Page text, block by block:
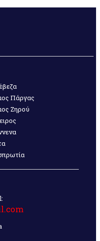
Πάργας
Ζηρού